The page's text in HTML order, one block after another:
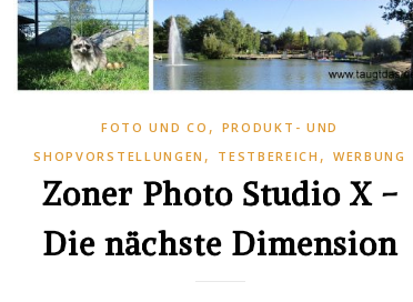
FOTO UND CO , PRODUKT- UND
SHOPVORSTELLUNGEN , TESTBEREICH , WERBUNG
Zoner Photo Studio X –
Die nächste Dimension